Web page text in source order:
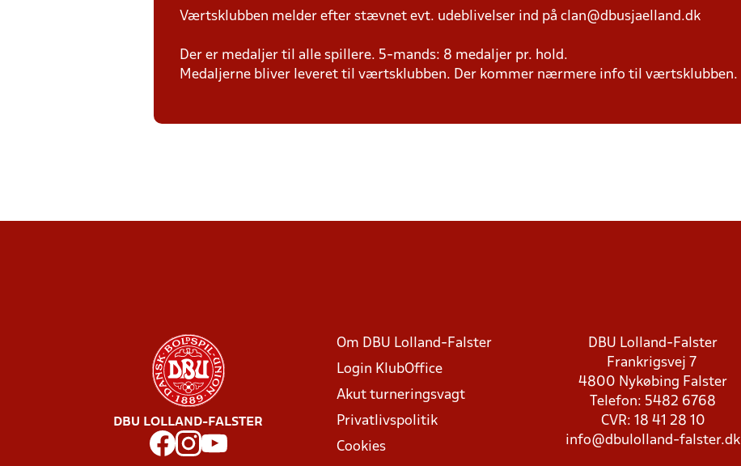
Værtsklubben melder efter stævnet evt. udeblivelser ind på clan@dbusjaelland.dk
Der er medaljer til alle spillere. 5-mands: 8 medaljer pr. hold.
Medaljerne bliver leveret til værtsklubben. Der kommer nærmere info til værtsklubben.
DBU LOLLAND-FALSTER
Om DBU Lolland-Falster
Login KlubOffice
Akut turneringsvagt
Privatlivspolitik
Cookies
DBU Lolland-Falster
Frankrigsvej 7
4800 Nykøbing Falster
Telefon: 5482 6768
CVR: 18 41 28 10
info@dbulolland-falster.dk